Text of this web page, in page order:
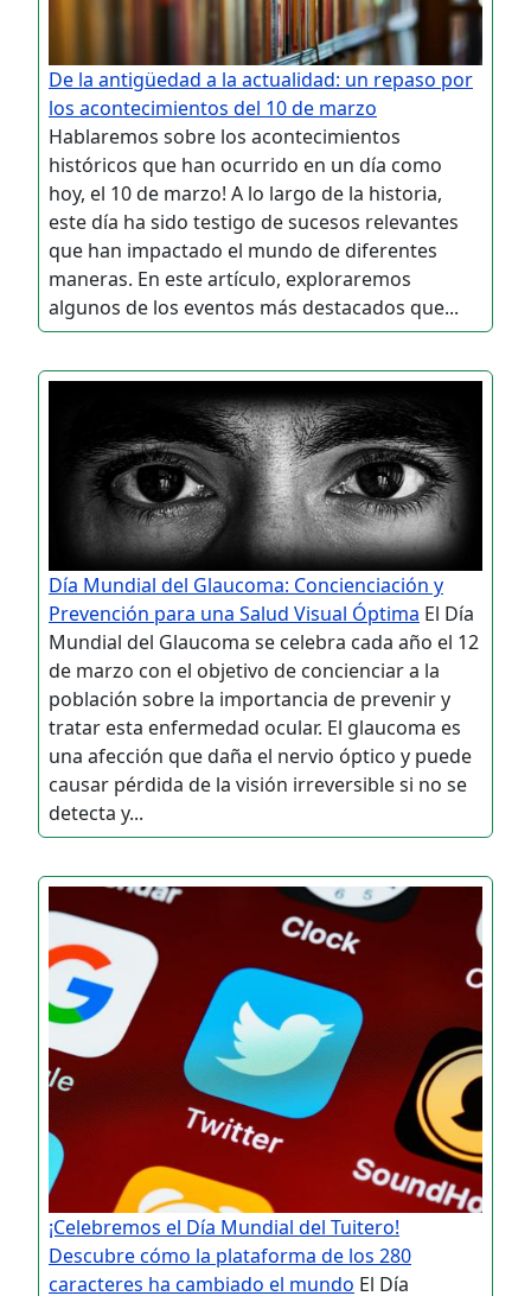
De la antigüedad a la actualidad: un repaso por
los acontecimientos del 10 de marzo
Hablaremos sobre los acontecimientos
históricos que han ocurrido en un día como
hoy, el 10 de marzo! A lo largo de la historia,
este día ha sido testigo de sucesos relevantes
que han impactado el mundo de diferentes
maneras. En este artículo, exploraremos
algunos de los eventos más destacados que...
Día Mundial del Glaucoma: Concienciación y
Prevención para una Salud Visual Óptima El Día
Mundial del Glaucoma se celebra cada año el 12
de marzo con el objetivo de concienciar a la
población sobre la importancia de prevenir y
tratar esta enfermedad ocular. El glaucoma es
una afección que daña el nervio óptico y puede
causar pérdida de la visión irreversible si no se
detecta y...
¡Celebremos el Día Mundial del Tuitero!
Descubre cómo la plataforma de los 280
caracteres ha cambiado el mundo El Día